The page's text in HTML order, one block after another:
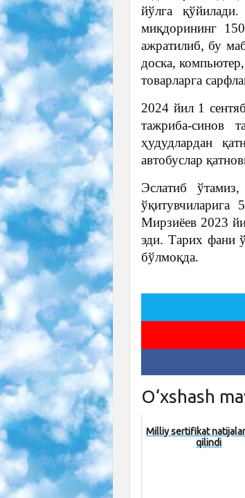
йўлга
миқдорининг
ажратилиб, бу
доска,
товарларга
2024 йил 1
тажриба-синов
ҳудудлардан
автобуслар
Эслатиб
Мирзиёев 2023
эди. Тарих фани
бўлмоқда.
O‘xshash
Milliy sertifikat
qilindi